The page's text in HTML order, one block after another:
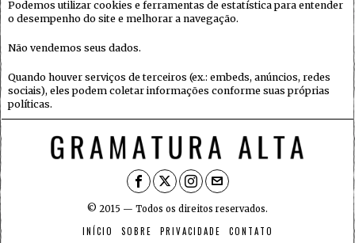
Podemos utilizar cookies e ferramentas de estatística para entender
o desempenho do site e melhorar a navegação.
Não vendemos seus dados.
Quando houver serviços de terceiros (ex.: embeds, anúncios, redes
sociais), eles podem coletar informações conforme suas próprias
políticas.
© 2015 — Todos os direitos reservados.
INÍCIO SOBRE PRIVACIDADE CONTATO